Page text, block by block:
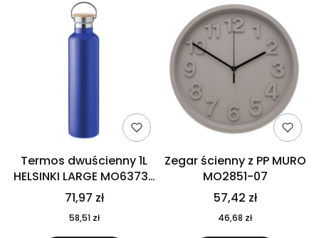
Termos dwuścienny 1L
HELSINKI LARGE MO6373-
04
71,97 zł
58,51 zł
Zegar ścienny z PP MURO
MO2851-07
57,42 zł
46,68 zł